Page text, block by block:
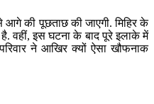
की पूछताछ की जाएगी. मिहिर के
है. वहीं, इस घटना के बाद पूरे इलाके में
ने आखिर क्यों ऐसा खौफनाक